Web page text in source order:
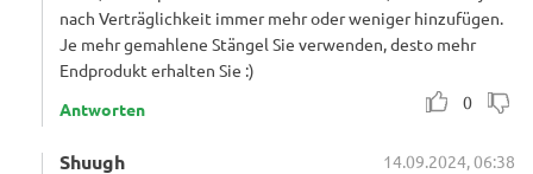
nach Verträglichkeit immer mehr oder weniger hinzufügen.
Je mehr gemahlene Stängel Sie verwenden, desto mehr
Endprodukt erhalten Sie :)
0
Antworten
Shuugh
14.09.2024, 06:38